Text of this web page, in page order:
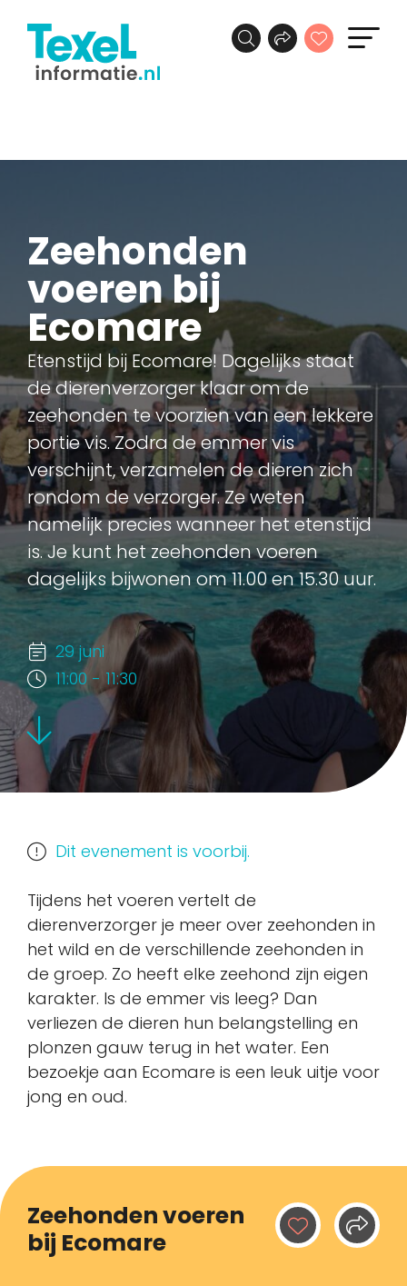
Zeehonden
voeren bij
Ecomare
Etenstijd bij Ecomare! Dagelijks staat
de dierenverzorger klaar om de
zeehonden te voorzien van een lekkere
portie vis. Zodra de emmer vis
verschijnt, verzamelen de dieren zich
rondom de verzorger. Ze weten
namelijk precies wanneer het etenstijd
is. Je kunt het zeehonden voeren
dagelijks bijwonen om 11.00 en 15.30 uur.
29 juni
11:00 - 11:30
Dit evenement is voorbij.
Zeehonden voeren
bij Ecomare
Tijdens het voeren vertelt de
dierenverzorger je meer over zeehonden in
het wild en de verschillende zeehonden in
de groep. Zo heeft elke zeehond zijn eigen
karakter. Is de emmer vis leeg? Dan
verliezen de dieren hun belangstelling en
plonzen gauw terug in het water. Een
bezoekje aan Ecomare is een leuk uitje voor
jong en oud.